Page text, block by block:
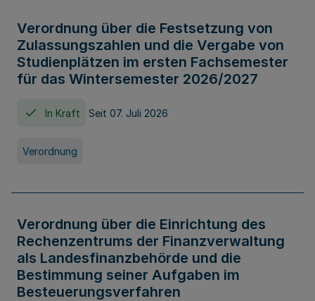
Verordnung über die Festsetzung von
Zulassungszahlen und die Vergabe von
Studienplätzen im ersten Fachsemester
für das Wintersemester 2026/2027
In Kraft Seit 07. Juli 2026
Verordnung
Verordnung über die Einrichtung des
Rechenzentrums der Finanzverwaltung
als Landesfinanzbehörde und die
Bestimmung seiner Aufgaben im
Besteuerungsverfahren